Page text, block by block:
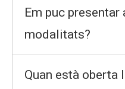
Em puc presentar
modalitats?
Quan està oberta